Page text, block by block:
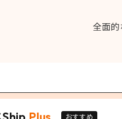
全面
おすすめ